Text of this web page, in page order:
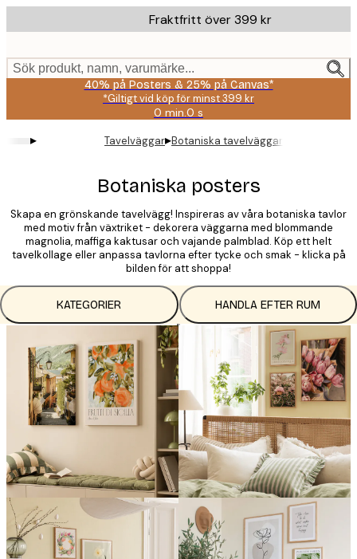
to
content.
Fraktfritt över 399 kr
Sök produkt, namn, varumärke...
40% på Posters & 25% på Canvas*
*Giltigt vid köp för minst 399 kr
0 min.0 s
Giltig
och
08-
▸ Tavelväggar▸Botaniska tavelväggar
Botaniska posters
Skapa en grönskande tavelvägg! Inspireras av våra botaniska tavlor
med motiv från växtriket - dekorera väggarna med blommande
magnolia, maffiga kaktusar och vajande palmblad. Köp ett helt
tavelkollage eller anpassa tavlorna efter tycke och smak - klicka på
bilden för att shoppa!
KATEGORIER HANDLA EFTER RUM